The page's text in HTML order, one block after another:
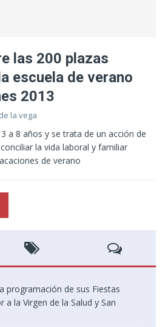
las 200 plazas
escuela de verano
2013
la vega
a 8 años y se trata de un acción de
la vida laboral y familiar
de verano
programación de sus Fiestas
a la Virgen de la Salud y San